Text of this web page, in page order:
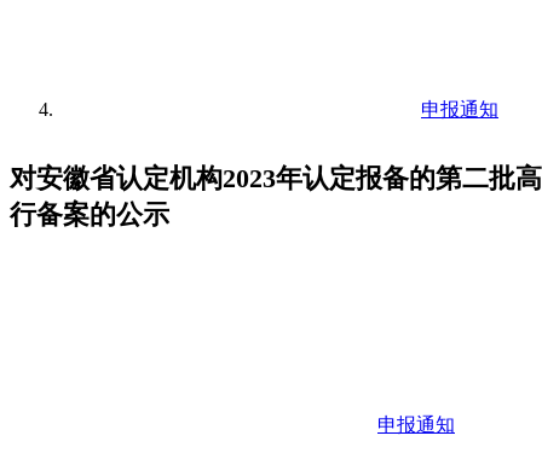
申报通知
对安徽省认定机构2023年认定报备的第二批
行备案的公示
申报通知